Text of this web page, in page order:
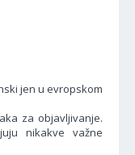
jen u evropskom
za objavljivanje.
nikakve važne